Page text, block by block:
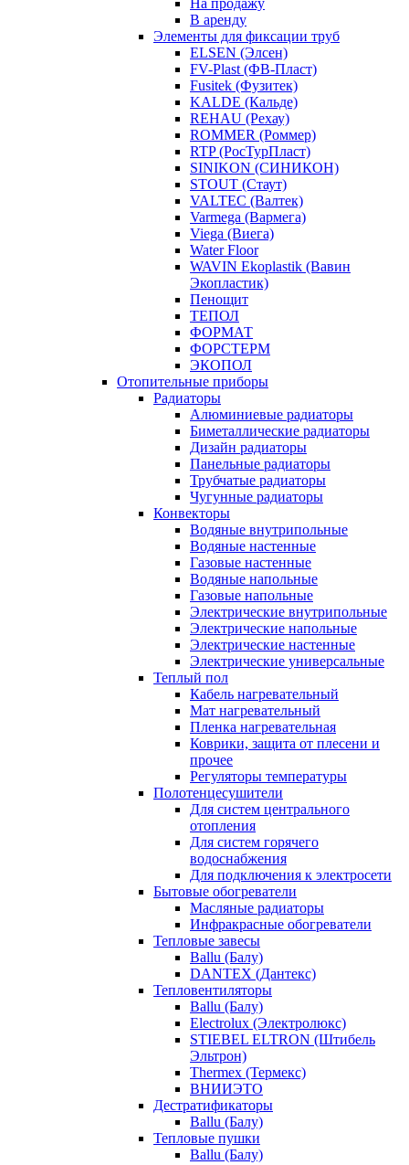
На продажу
В аренду
Элементы для фиксации труб
ELSEN (Элсен)
FV-Plast (ФВ-Пласт)
Fusitek (Фузитек)
KALDE (Кальде)
REHAU (Рехау)
ROMMER (Роммер)
RTP (РосТурПласт)
SINIKON (СИНИКОН)
STOUT (Стаут)
VALTEC (Валтек)
Varmega (Вармега)
Viega (Виега)
Water Floor
WAVIN Ekoplastik (Вавин
Экопластик)
Пенощит
ТЕПОЛ
ФОРМАТ
ФОРСТЕРМ
ЭКОПОЛ
Отопительные приборы
Радиаторы
Алюминиевые радиаторы
Биметаллические радиаторы
Дизайн радиаторы
Панельные радиаторы
Трубчатые радиаторы
Чугунные радиаторы
Конвекторы
Водяные внутрипольные
Водяные настенные
Газовые настенные
Водяные напольные
Газовые напольные
Электрические внутрипольные
Электрические напольные
Электрические настенные
Электрические универсальные
Теплый пол
Кабель нагревательный
Мат нагревательный
Пленка нагревательная
Коврики, защита от плесени и
прочее
Регуляторы температуры
Полотенцесушители
Для систем центрального
отопления
Для систем горячего
водоснабжения
Для подключения к электросети
Бытовые обогреватели
Масляные радиаторы
Инфракрасные обогреватели
Тепловые завесы
Ballu (Балу)
DANTEX (Дантекс)
Тепловентиляторы
Ballu (Балу)
Electrolux (Электролюкс)
STIEBEL ELTRON (Штибель
Эльтрон)
Thermex (Термекс)
ВНИИЭТО
Дестратификаторы
Ballu (Балу)
Тепловые пушки
Ballu (Балу)